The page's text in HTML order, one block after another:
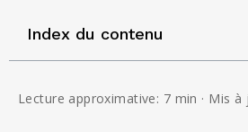
Index du contenu
Lecture approximative: 7 min · Mis à